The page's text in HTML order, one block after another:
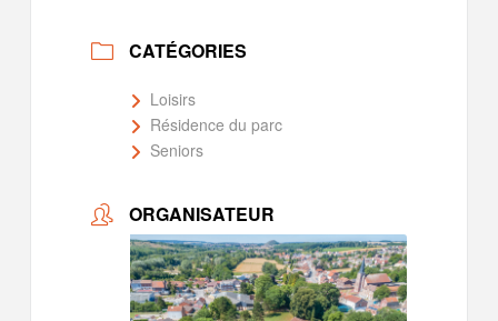
CATÉGORIES
Loisirs
Résidence du parc
Seniors
ORGANISATEUR